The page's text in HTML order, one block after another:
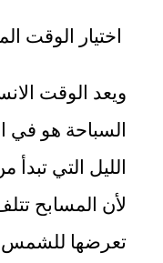
اختيار الوقت
ويعد الوقت
السباحة هو في
الليل التي
لأن المسابح
تعرضها للشمس